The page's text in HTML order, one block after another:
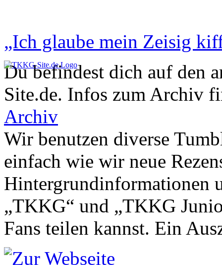
„Ich glaube mein Zeisig
Du befindest dich auf den
Site.de. Infos zum Archiv
Archiv
Wir benutzen diverse
einfach wie wir neue
Hintergrundinformationen
„TKKG“ und „TKKG
Fans teilen kannst. Ein